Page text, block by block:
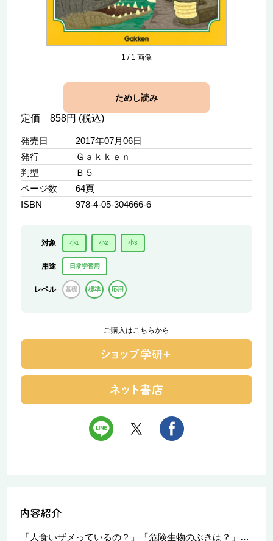
1 / 1 画像
ためし読み
定価 858円 (税込)
発売日
2017年07月06日
発行
Ｇａｋｋｅｎ
判型
Ｂ５
ページ数
64頁
ISBN
978-4-05-304666-6
対象 小1 小2 小3
用途 日常学習用
レベル 基礎 標準 応用
ご購入はこちらから
「人食いザメっているの？」「危険生物のぶきは？」…